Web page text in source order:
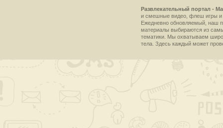
Развлекательный портал -
и смешные видео, флеш игры и
Ежедневно обновляемый, наш
материалы выбираются из
тематики. Мы охватываем
тела. Здесь каждый может